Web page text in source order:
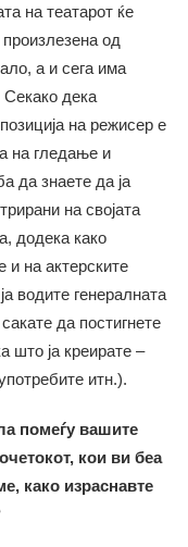
на театарот ќе
од
а и сега има
Секако дека
на режисер е
на гледање и
да знаете да ја
на својата
додека како
и на актерските
водите генералната
да постигнете
што ја креирате –
итн.).
помеѓу вашите
кои ви беа
како израснавте